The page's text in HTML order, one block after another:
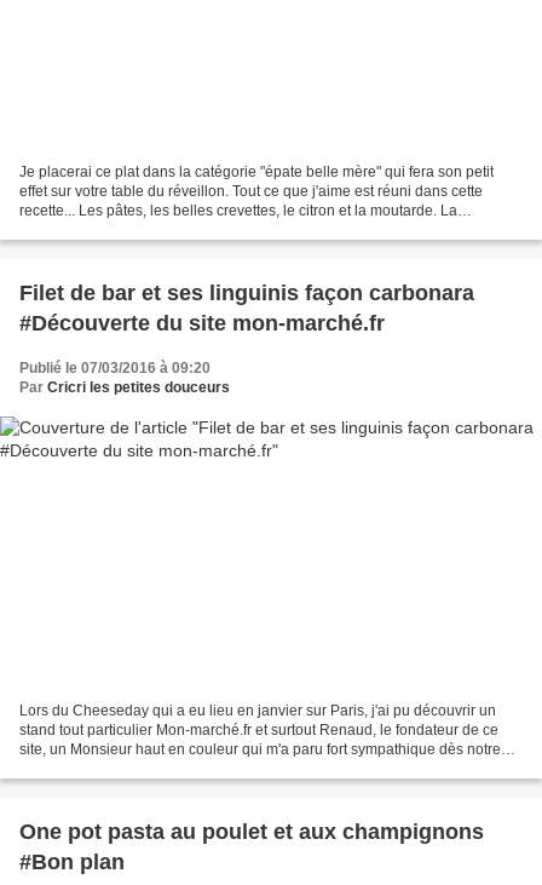
Je placerai ce plat dans la catégorie "épate belle mère" qui fera son petit
effet sur votre table du réveillon. Tout ce que j'aime est réuni dans cette
recette... Les pâtes, les belles crevettes, le citron et la moutarde. La
Filet de bar et ses linguinis façon carbonara
#Découverte du site mon-marché.fr
Publié le 07/03/2016 à 09:20
Par Cricri les petites douceurs
Lors du Cheeseday qui a eu lieu en janvier sur Paris, j'ai pu découvrir un
stand tout particulier Mon-marché.fr et surtout Renaud, le fondateur de ce
site, un Monsieur haut en couleur qui m'a paru fort sympathique dès notre
One pot pasta au poulet et aux champignons
#Bon plan